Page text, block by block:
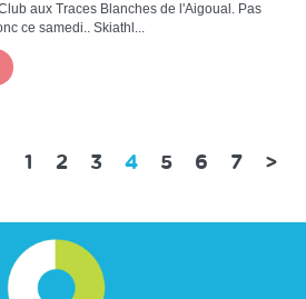
aux Traces Blanches de l'Aigoual. Pas
ce samedi.. Skiathl...
1 2 3 4(current)
5 6 7 >